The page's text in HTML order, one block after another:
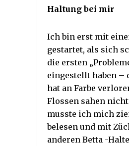
Haltung bei mir
Ich bin erst mit
gestartet, als sich
die ersten
eingestellt haben –
hat an Farbe
Flossen sahen
musste ich mich
belesen und mit
anderen Betta -